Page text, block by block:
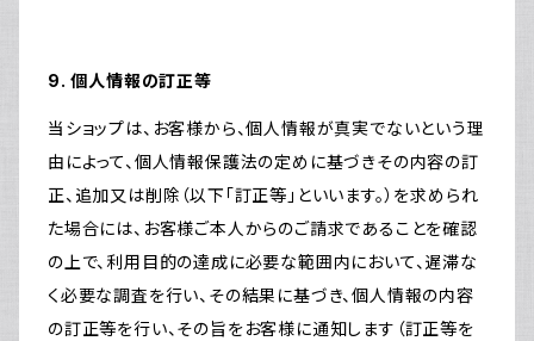
9. 個人情報の訂正等
当ショップは、お客様から、個人情報が真実でないという理
由によって、個人情報保護法の定めに基づきその内容の訂
正、追加又は削除（以下「訂正等」といいます。）を求められ
た場合には、お客様ご本人からのご請求であることを確認
の上で、利用目的の達成に必要な範囲内において、遅滞な
く必要な調査を行い、その結果に基づき、個人情報の内容
の訂正等を行い、その旨をお客様に通知します（訂正等を